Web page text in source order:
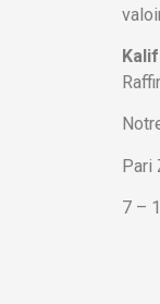
Pari
7 –